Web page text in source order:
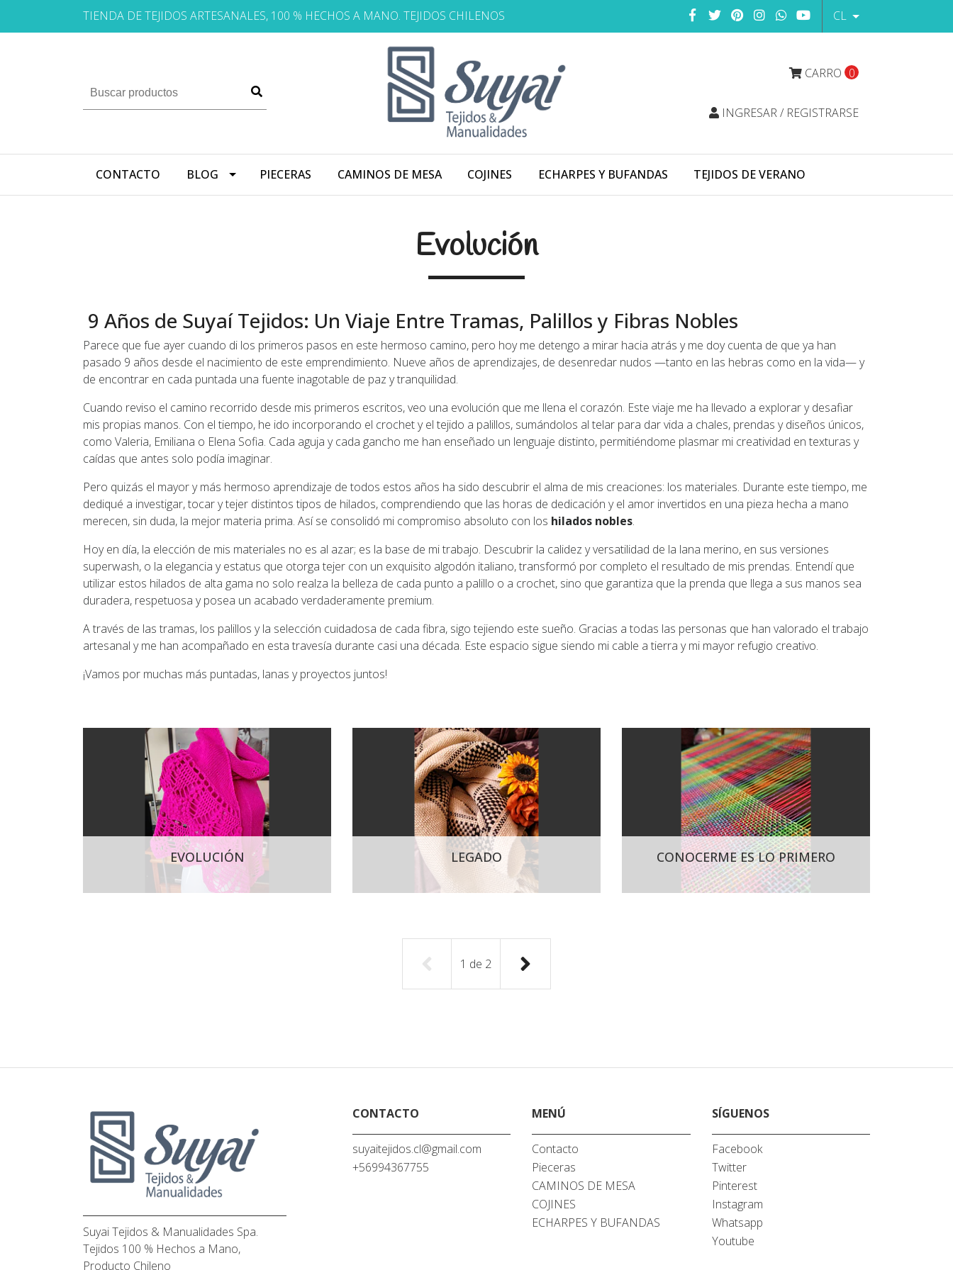
TIENDA DE TEJIDOS ARTESANALES, 100 % HECHOS A MANO. TEJIDOS CHILENOS CL
CARRO 0
INGRESAR / REGISTRARSE
CONTACTO BLOG PIECERAS CAMINOS DE MESA COJINES ECHARPES Y BUFANDAS TEJIDOS DE VERANO
Evolución
9 Años de Suyaí Tejidos: Un Viaje Entre Tramas, Palillos y Fibras Nobles
Parece que fue ayer cuando di los primeros pasos en este hermoso camino, pero hoy me detengo a mirar hacia atrás y me doy cuenta de que ya han
pasado 9 años desde el nacimiento de este emprendimiento. Nueve años de aprendizajes, de desenredar nudos —tanto en las hebras como en la vida— y
de encontrar en cada puntada una fuente inagotable de paz y tranquilidad.
Cuando reviso el camino recorrido desde mis primeros escritos, veo una evolución que me llena el corazón. Este viaje me ha llevado a explorar y desafiar
mis propias manos. Con el tiempo, he ido incorporando el crochet y el tejido a palillos, sumándolos al telar para dar vida a chales, prendas y diseños únicos,
como Valeria, Emiliana o Elena Sofia. Cada aguja y cada gancho me han enseñado un lenguaje distinto, permitiéndome plasmar mi creatividad en texturas y
caídas que antes solo podía imaginar.
Pero quizás el mayor y más hermoso aprendizaje de todos estos años ha sido descubrir el alma de mis creaciones: los materiales. Durante este tiempo, me
dediqué a investigar, tocar y tejer distintos tipos de hilados, comprendiendo que las horas de dedicación y el amor invertidos en una pieza hecha a mano
merecen, sin duda, la mejor materia prima. Así se consolidó mi compromiso absoluto con los hilados nobles.
Hoy en día, la elección de mis materiales no es al azar; es la base de mi trabajo. Descubrir la calidez y versatilidad de la lana merino, en sus versiones
superwash, o la elegancia y estatus que otorga tejer con un exquisito algodón italiano, transformó por completo el resultado de mis prendas. Entendí que
utilizar estos hilados de alta gama no solo realza la belleza de cada punto a palillo o a crochet, sino que garantiza que la prenda que llega a sus manos sea
duradera, respetuosa y posea un acabado verdaderamente premium.
A través de las tramas, los palillos y la selección cuidadosa de cada fibra, sigo tejiendo este sueño. Gracias a todas las personas que han valorado el trabajo
artesanal y me han acompañado en esta travesía durante casi una década. Este espacio sigue siendo mi cable a tierra y mi mayor refugio creativo.
¡Vamos por muchas más puntadas, lanas y proyectos juntos!
EVOLUCIÓN LEGADO CONOCERME ES LO PRIMERO
1 de 2
Suyai Tejidos & Manualidades Spa.
Tejidos 100 % Hechos a Mano,
Producto Chileno
CONTACTO
suyaitejidos.cl@gmail.com
+56994367755
MENÚ
Contacto
Pieceras
CAMINOS DE MESA
COJINES
ECHARPES Y BUFANDAS
SÍGUENOS
Facebook
Twitter
Pinterest
Instagram
Whatsapp
Youtube